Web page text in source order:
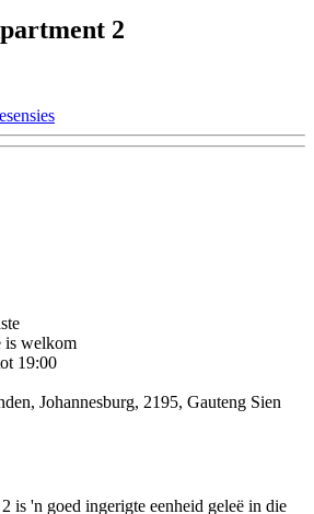
2
is welkom
19:00
Johannesburg, 2195, Gauteng Sien
is 'n goed ingerigte eenheid geleë in die